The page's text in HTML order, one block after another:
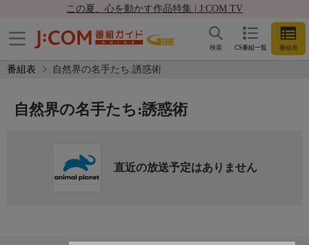
この夏、心を動かす作品特集 | J:COM TV
CS番組一覧 番組表
検索
番組表 自然界の名手たち:誘惑術
自然界の名手たち:誘惑術
直近の放送予定はありません